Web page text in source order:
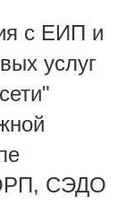
с ЕИП и
услуг
СЭДО